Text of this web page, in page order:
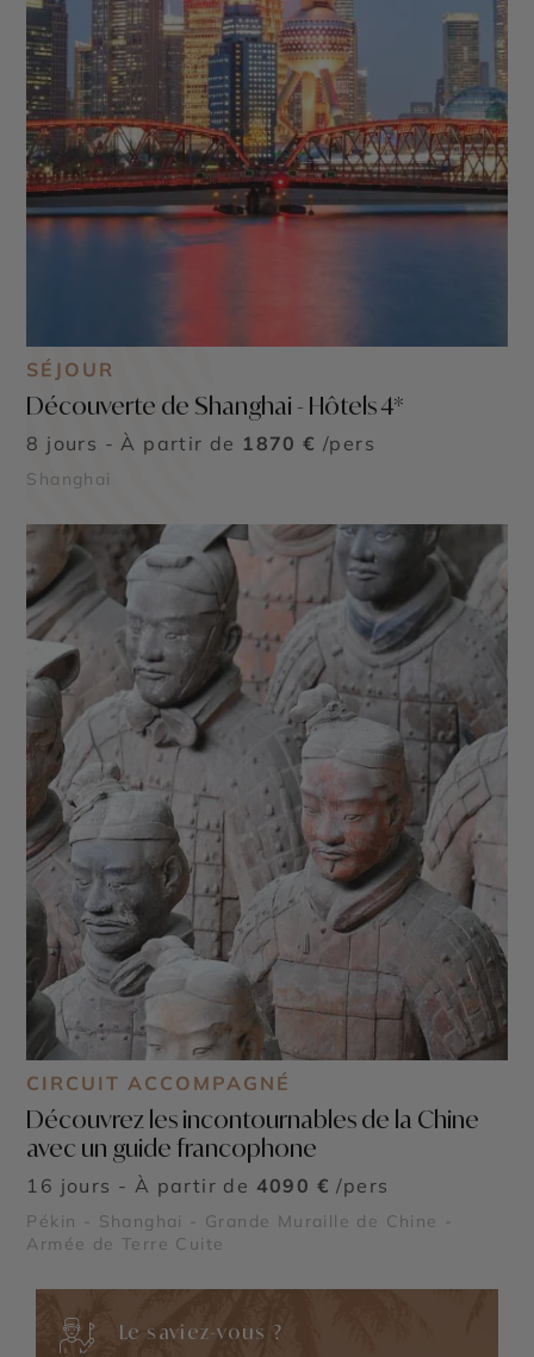
SÉJOUR
Découverte de Shanghai - Hôtels 4*
8 jours - À partir de 1870 € /pers
Shanghai
CIRCUIT ACCOMPAGNÉ
Découvrez les incontournables de la Chine
avec un guide francophone
16 jours - À partir de 4090 € /pers
Pékin - Shanghai - Grande Muraille de Chine -
Armée de Terre Cuite
Le saviez-vous ?